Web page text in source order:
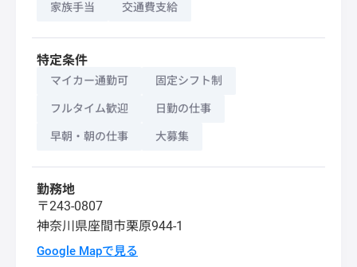
家族手当 交通費支給
特定条件
マイカー通勤可 固定シフト制
フルタイム歓迎 日勤の仕事
早朝・朝の仕事 大募集
勤務地
〒243-0807
神奈川県座間市栗原944-1
Google Mapで見る